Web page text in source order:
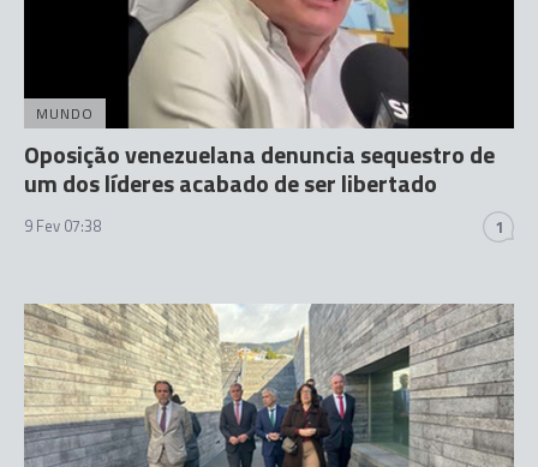
MUNDO
Oposição venezuelana denuncia sequestro de
um dos líderes acabado de ser libertado
9 Fev 07:38 1